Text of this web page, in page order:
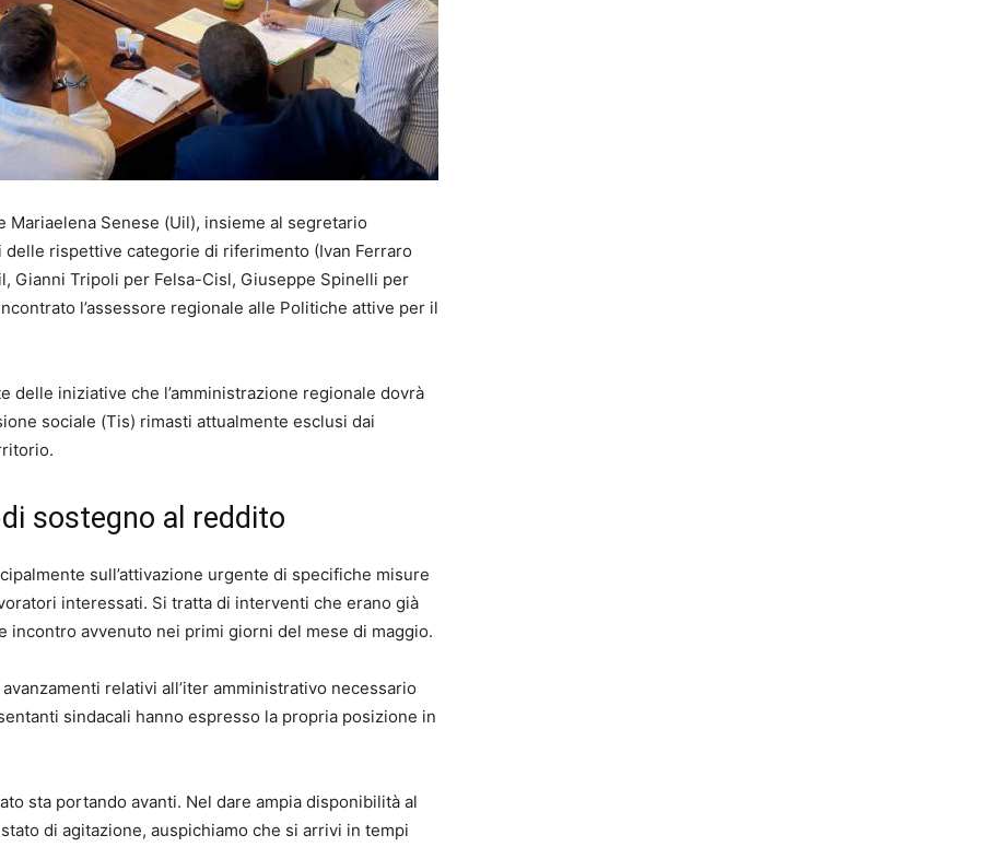
Senese (Uil), insieme al segretario
rispettive categorie di riferimento (Ivan Ferraro
Gianni Tripoli per Felsa-Cisl, Giuseppe Spinelli per
l’assessore regionale alle Politiche attive per il
delle iniziative che l’amministrazione regionale dovrà
sociale (Tis) rimasti attualmente esclusi dai
sostegno al reddito
sull’attivazione urgente di specifiche misure
interessati. Si tratta di interventi che erano già
incontro avvenuto nei primi giorni del mese di maggio.
relativi all’iter amministrativo necessario
sindacali hanno espresso la propria posizione in
sta portando avanti. Nel dare ampia disponibilità al
di agitazione, auspichiamo che si arrivi in tempi